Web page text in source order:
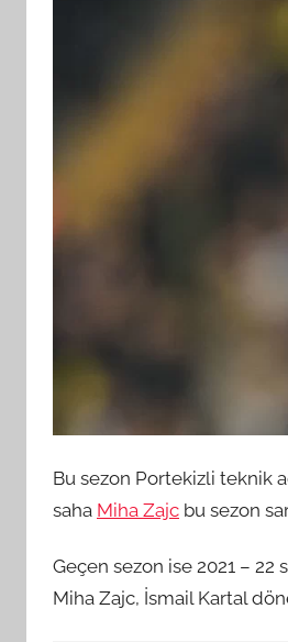
Bu sezon Portekizli teknik
saha Miha Zajc bu sezon
Geçen sezon ise 2021 –
Miha Zajc, İsmail Kartal